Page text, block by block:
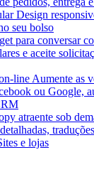
Design
seu bolso
para conversar
e aceite
line Aumente as
ou Google,
atraente sob
e lojas